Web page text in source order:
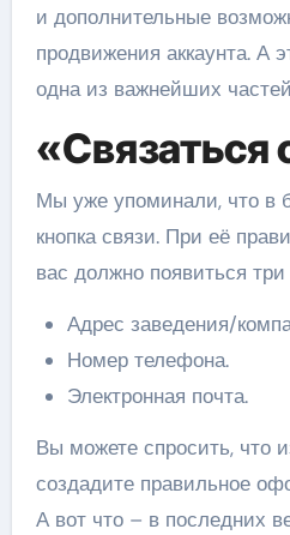
и дополнительные
продвижения аккаунта. А
одна из важнейших
«Связаться
Мы уже упоминали, что в
кнопка связи. При её
вас должно появиться
Адрес заведения/
Номер телефона.
Электронная почта.
Вы можете спросить, что
создадите правильное
А вот что – в последних